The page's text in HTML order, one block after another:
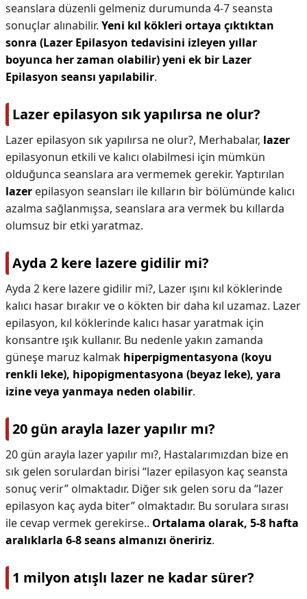
seanslara düzenli gelmeniz durumunda 4-7 seansta
sonuçlar alınabilir. Yeni kıl kökleri ortaya çıktıktan
sonra (Lazer Epilasyon tedavisini izleyen yıllar
boyunca her zaman olabilir) yeni ek bir Lazer
Epilasyon seansı yapılabilir.
Lazer epilasyon sık yapılırsa ne olur?
Lazer epilasyon sık yapılırsa ne olur?, Merhabalar, lazer
epilasyonun etkili ve kalıcı olabilmesi için mümkün
olduğunca seanslara ara vermemek gerekir. Yaptırılan
lazer epilasyon seansları ile kılların bir bölümünde kalıcı
azalma sağlanmışsa, seanslara ara vermek bu kıllarda
olumsuz bir etki yaratmaz.
Ayda 2 kere lazere gidilir mi?
Ayda 2 kere lazere gidilir mi?, Lazer ışını kıl köklerinde
kalıcı hasar bırakır ve o kökten bir daha kıl uzamaz. Lazer
epilasyon, kıl köklerinde kalıcı hasar yaratmak için
konsantre ışık kullanır. Bu nedenle yakın zamanda
güneşe maruz kalmak hiperpigmentasyona (koyu
renkli leke), hipopigmentasyona (beyaz leke), yara
izine veya yanmaya neden olabilir.
20 gün arayla lazer yapılır mı?
20 gün arayla lazer yapılır mı?, Hastalarımızdan bize en
sık gelen sorulardan birisi “lazer epilasyon kaç seansta
sonuç verir” olmaktadır. Diğer sık gelen soru da “lazer
epilasyon kaç ayda biter” olmaktadır. Bu sorulara sırası
ile cevap vermek gerekirse.. Ortalama olarak, 5-8 hafta
aralıklarla 6-8 seans almanızı öneririz.
1 milyon atışlı lazer ne kadar sürer?